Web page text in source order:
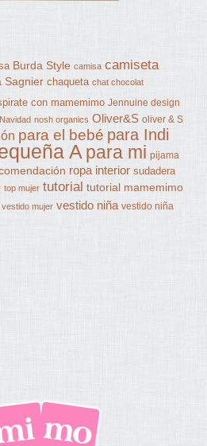
Burda Style camisa camiseta
Sagnier chaqueta chat chocolat
con mamemimo Jennuine design
Navidad nosh organics Oliver&S oliver & S
para el bebé para Indi
A para mi pijama
ropa interior sudadera
top mujer tutorial tutorial mamemimo
vestido mujer vestido niña vestido niña